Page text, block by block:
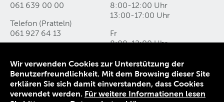
061 639 00 00
Telefon (Pratteln)
061 927 64 13
8:00-12:00 Uhr
13:00-17:00 Uhr
Fr
8:00-12:00 Uhr
Kontakt
Datenschutz
Impressum
Wir verwenden Cookies zur Unterstützung der
Benutzerfreundlichkeit. Mit dem Browsing dieser Site
erklären Sie sich damit einverstanden, dass Cookies
verwendet werden. Für weitere Informationen lesen